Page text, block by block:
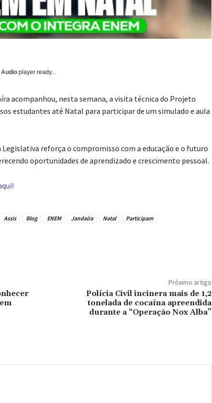
player ready...
acompanhou, nesta semana, a visita técnica do Projeto
estudantes até Natal para participar de um simulado e aula
Legislativa reforça o compromisso com a educação e o futuro
oportunidades de aprendizado e crescimento pessoal.
Assis Blog ENEM Jandaíra Natal Participam
Próximo artigo
Polícia Civil incinera mais de 1,2
tonelada de cocaína apreendida
durante a “Operação Nox Alba”